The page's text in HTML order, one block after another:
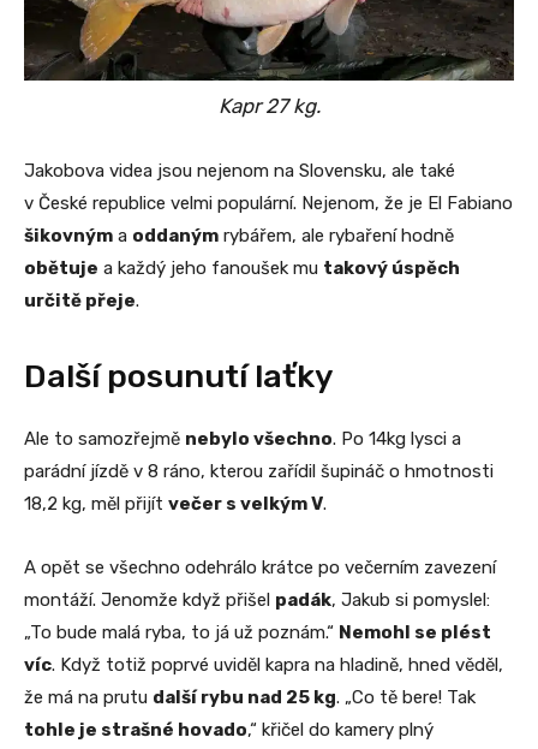
Kapr 27 kg.
Jakobova videa jsou nejenom na Slovensku, ale také
v České republice velmi populární. Nejenom, že je El Fabiano
šikovným a oddaným rybářem, ale rybaření hodně
obětuje a každý jeho fanoušek mu takový úspěch
určitě přeje.
Další posunutí laťky
Ale to samozřejmě nebylo všechno. Po 14kg lysci a
parádní jízdě v 8 ráno, kterou zařídil šupináč o hmotnosti
18,2 kg, měl přijít večer s velkým V.
A opět se všechno odehrálo krátce po večerním zavezení
montáží. Jenomže když přišel padák, Jakub si pomyslel:
„To bude malá ryba, to já už poznám.“ Nemohl se plést
víc. Když totiž poprvé uviděl kapra na hladině, hned věděl,
že má na prutu další rybu nad 25 kg. „Co tě bere! Tak
tohle je strašné hovado,“ křičel do kamery plný